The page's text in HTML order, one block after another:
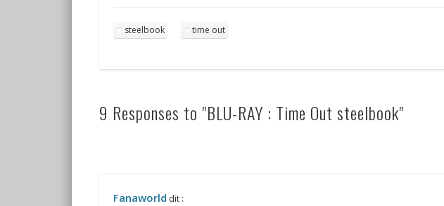
steelbook time out
9 Responses to "BLU-RAY : Time Out steelbook"
Fanaworld dit :